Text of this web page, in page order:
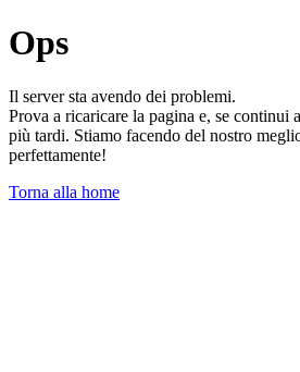
Ops
Il server sta avendo dei problemi.
Prova a ricaricare la pagina e, se continui
più tardi. Stiamo facendo del nostro
perfettamente!
Torna alla home